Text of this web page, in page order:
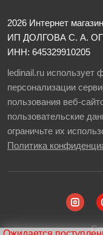
2026 Интернет
ИП ДОЛГОВА С. А.
ИНН: 645329910205
ledinail.ru
персонализации
пользования веб-
пользовательские
ограничьте их
Политика